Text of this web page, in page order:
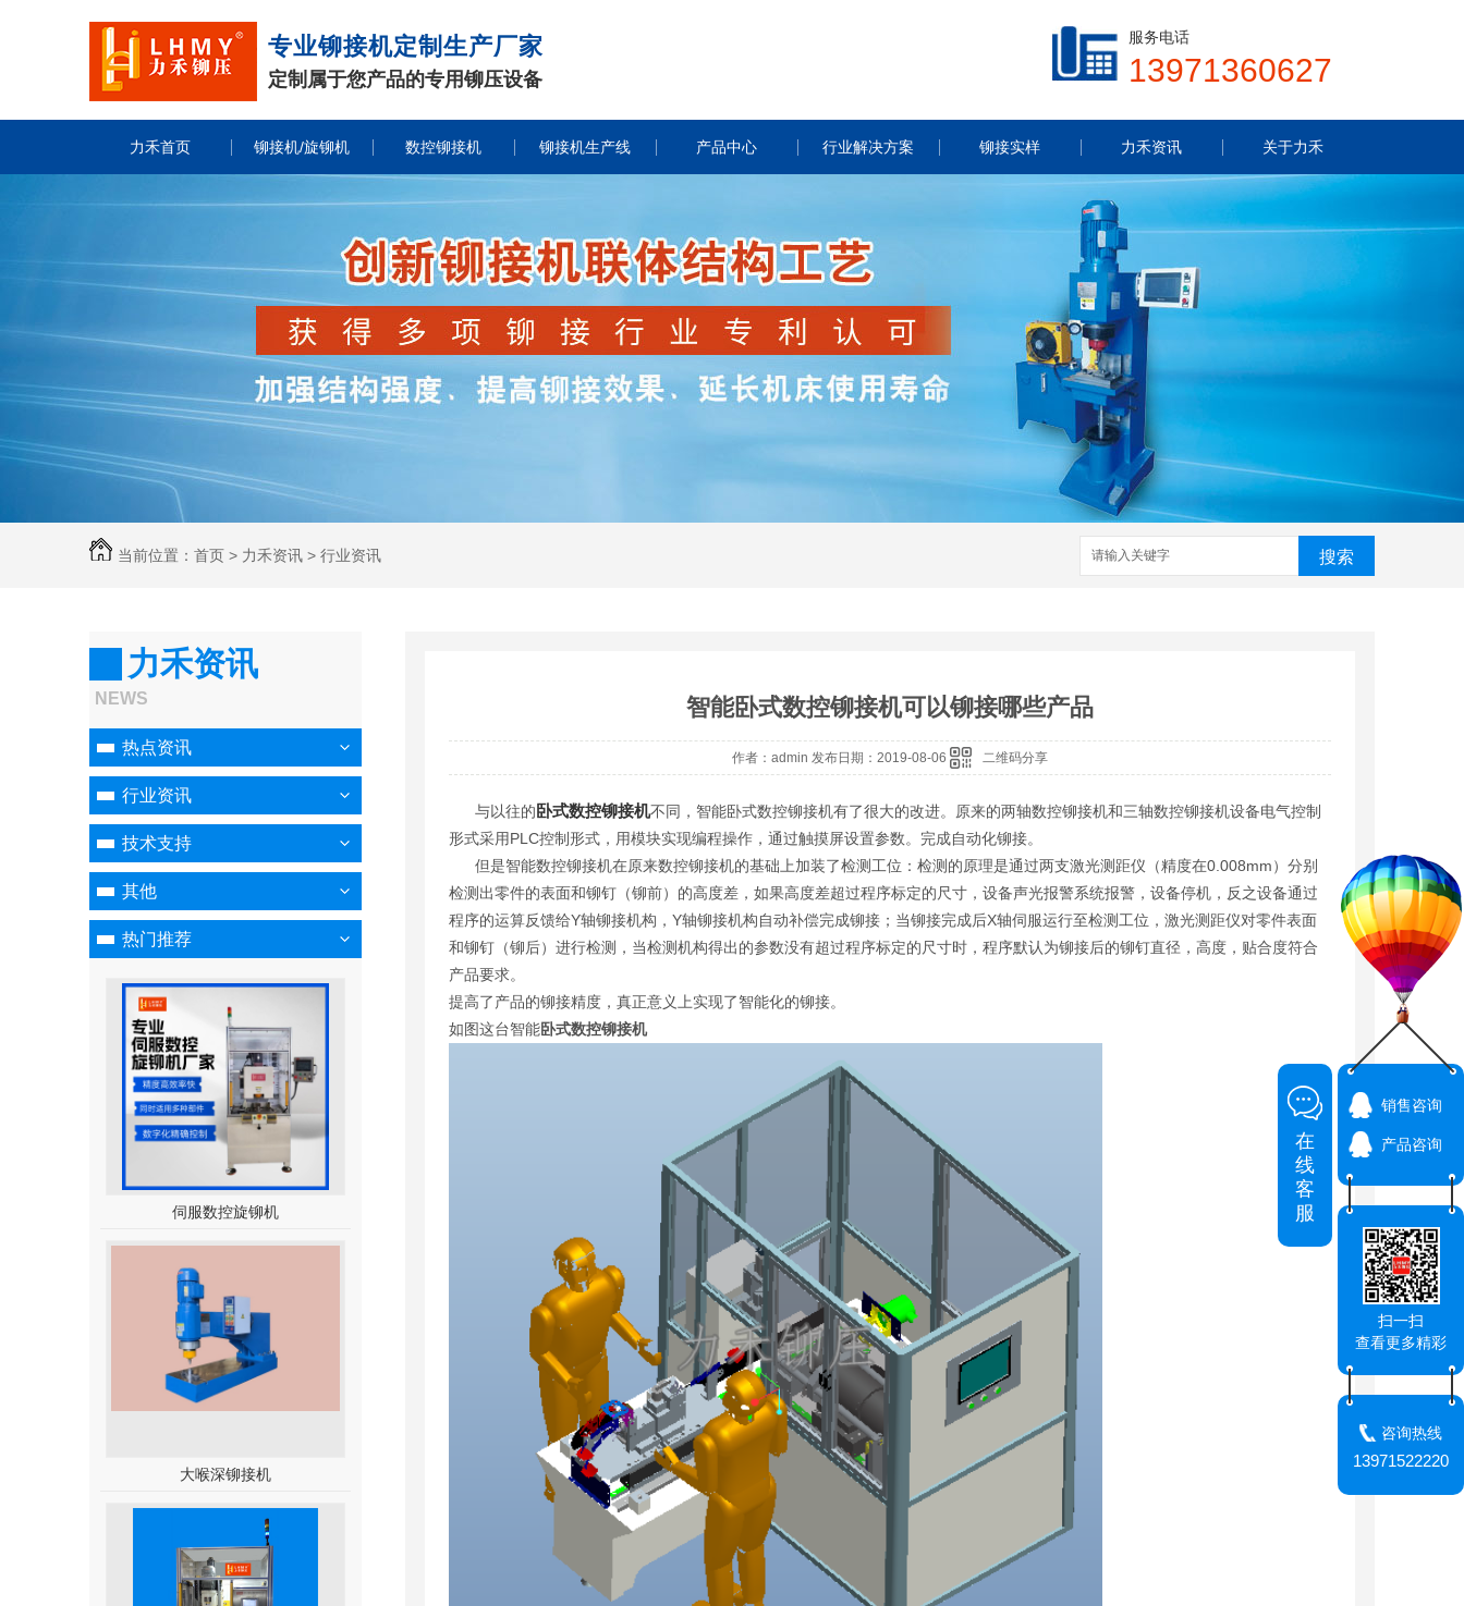
专业铆接机定制生产厂家
定制属于您产品的专用铆压设备
服务电话
13971360627
力禾首页 铆接机/旋铆机 数控铆接机 铆接机生产线 产品中心 行业解决方案 铆接实样 力禾资讯 关于力禾
当前位置： 首页 > 力禾资讯 > 行业资讯 搜索
力禾资讯
NEWS
热点资讯
行业资讯
技术支持
其他
热门推荐
伺服数控旋铆机
大喉深铆接机
智能卧式数控铆接机可以铆接哪些产品
作者：admin 发布日期：2019-08-06 二维码分享
与以往的卧式数控铆接机不同，智能卧式数控铆接机有了很大的改进。原来的两轴数控铆接机和三轴数控铆接机设备电气控制
形式采用PLC控制形式，用模块实现编程操作，通过触摸屏设置参数。完成自动化铆接。
但是智能数控铆接机在原来数控铆接机的基础上加装了检测工位：检测的原理是通过两支激光测距仪（精度在0.008mm）分别
检测出零件的表面和铆钉（铆前）的高度差，如果高度差超过程序标定的尺寸，设备声光报警系统报警，设备停机，反之设备通过
程序的运算反馈给Y轴铆接机构，Y轴铆接机构自动补偿完成铆接；当铆接完成后X轴伺服运行至检测工位，激光测距仪对零件表面
和铆钉（铆后）进行检测，当检测机构得出的参数没有超过程序标定的尺寸时，程序默认为铆接后的铆钉直径，高度，贴合度符合
产品要求。
提高了产品的铆接精度，真正意义上实现了智能化的铆接。
如图这台智能卧式数控铆接机
销售咨询
产品咨询
扫一扫
查看更多精彩
咨询热线
13971522220
在
线
客
服